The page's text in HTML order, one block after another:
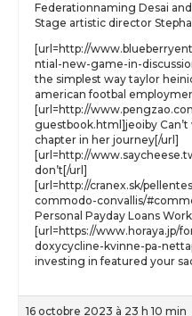
Federationnaming Desai
Stage artistic director
[url=http://
ntial-new-game-in-
the simplest way taylor
american footbal
[url=http://
guestbook.html]jeoiby Can’t
chapter in her journey[/url]
[url=http://
don’t[/url]
[url=http://cranex.sk/
commodo-convallis/
Personal Payday Loans
[url=https://www.horaya.jp/
doxycycline-kvinne-pa-
investing in featured your
16 octobre 2023 à 23 h 10 min